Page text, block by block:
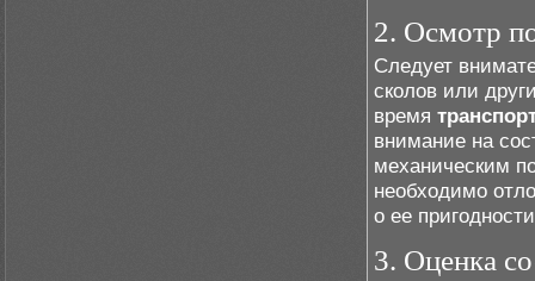
2. Осмотр
Следует
сколов или
время
внимание на
механическим
необходимо
о ее
3. Оценка